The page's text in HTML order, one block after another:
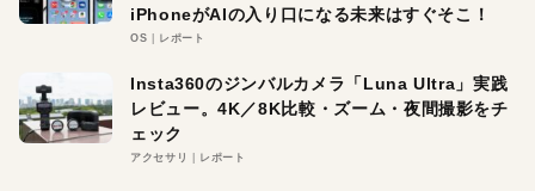
iPhoneがAIの入り口になる未来はすぐそこ！
OS レポート
Insta360のジンバルカメラ「Luna Ultra」実践
レビュー。4K／8K比較・ズーム・夜間撮影をチ
ェック
アクセサリ レポート